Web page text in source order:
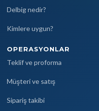
Delbig nedir?
Kimlere uygun?
OPERASYONLAR
Teklif ve proforma
Müşteri ve satış
Sipariş takibi